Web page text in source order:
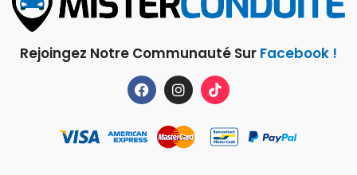
Rejoingez Notre Communauté Sur Facebook !